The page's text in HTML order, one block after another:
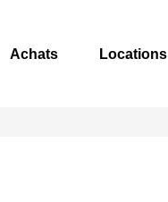
Achats Locations